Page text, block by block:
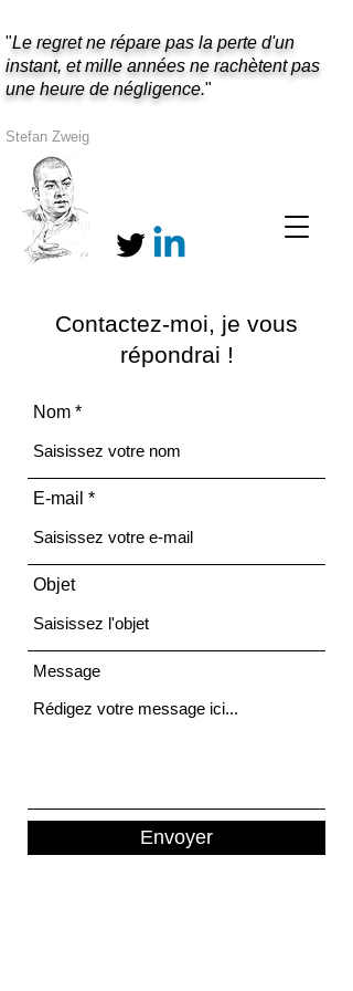
"Le regret ne répare pas la perte d'un
instant, et mille années ne rachètent pas
une heure de négligence."
Stefan Zweig
Contactez-moi, je vous
répondrai !
Nom
E-mail
Objet
Message
Envoyer